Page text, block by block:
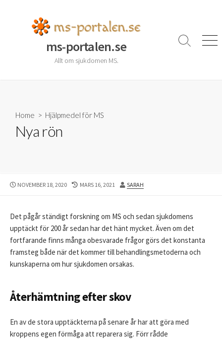
ms-portalen.se
Allt om sjukdomen MS.
Search
Home > Hjälpmedel för MS
Nya rön
PUBLISHED
NOVEMBER 18, 2020
LAST
MARS 16, 2021 AUTHOR
SARAH
Det pågår ständigt forskning om MS och sedan sjukdomens
upptäckt för 200 år sedan har det hänt mycket. Även om det
fortfarande finns många obesvarade frågor görs det konstanta
framsteg både när det kommer till behandlingsmetoderna och
kunskaperna om hur sjukdomen orsakas.
Återhämtning efter skov
En av de stora upptäckterna på senare år har att göra med
kroppens egen förmåga att reparera sig. Förr rådde